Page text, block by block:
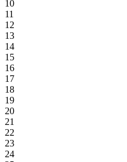
10
11
12
13
14
15
16
17
18
19
20
21
22
23
24